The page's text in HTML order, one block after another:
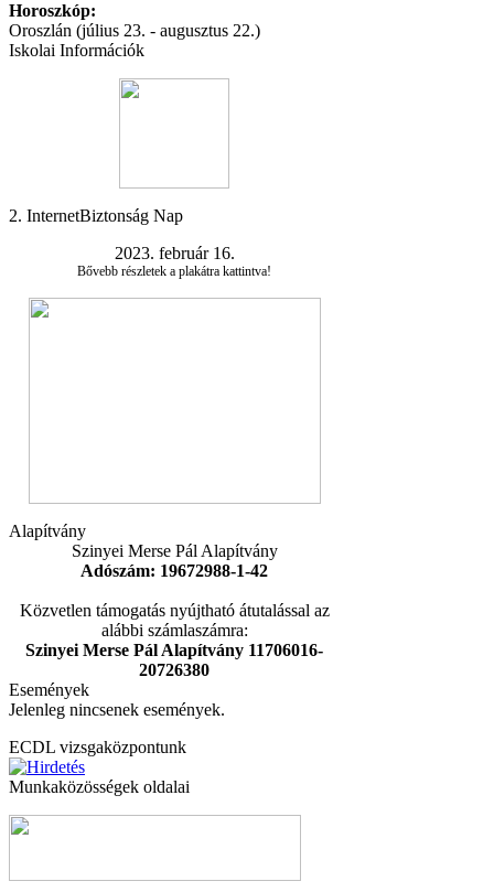
Horoszkóp:
Oroszlán (július 23. - augusztus 22.)
Iskolai Információk
2. InternetBiztonság Nap
2023. február 16.
Bővebb részletek a plakátra kattintva!
Alapítvány
Szinyei Merse Pál Alapítvány
Adószám: 19672988-1-42
Közvetlen támogatás nyújtható átutalással az
alábbi számlaszámra:
Szinyei Merse Pál Alapítvány 11706016-
20726380
Események
Jelenleg nincsenek események.
ECDL vizsgaközpontunk
Munkaközösségek oldalai